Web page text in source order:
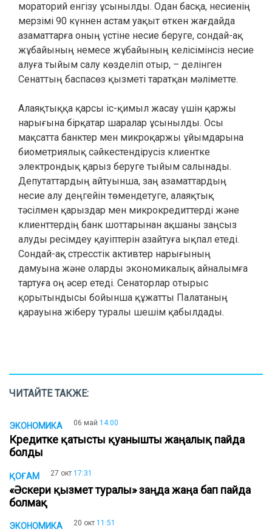
мораторий енгізу ұсынылды. Одан басқа, несиенің
мерзімі 90 күннен астам уақыт өткен жағдайда
азаматтарға оның үстіне несие беруге, сондай-ақ
жұбайының немесе жұбайының келісімінсіз несие
алуға тыйым салу көзделіп отыр, – делінген
Сенаттың баспасөз қызметі таратқан мәліметте.
Алаяқтыққа қарсы іс-қимыл жасау үшін қаржы
нарығына бірқатар шаралар ұсынылды. Осы
мақсатта банктер мен микроқаржы ұйымдарына
биометриялық сәйкестендірусіз клиентке
электрондық қарыз беруге тыйым салынады.
Депутаттардың айтуынша, заң азаматтардың
несие алу деңгейін төмендетуге, алаяқтық
тәсілмен қарыздар мен микрокредиттерді және
клиенттердің банк шоттарынан ақшаны заңсыз
алуды ресімдеу қауіптерін азайтуға ықпал етеді.
Сондай-ақ стресстік активтер нарығының
дамуына және оларды экономикалық айналымға
тартуға оң әсер етеді. Сенаторлар отырыс
қорытындысы бойынша құжатты Палатаның
қарауына жіберу туралы шешім қабылдады.
ЧИТАЙТЕ ТАКЖЕ:
ЭКОНОМИКА 06 май 14:00
Кредитке қатысты қуанышты жаңалық пайда
болды
ҚОҒАМ 27 окт 17:31
«Әскери қызмет туралы» заңда жаңа бап пайда
болмақ
ЭКОНОМИКА 20 окт 11:51